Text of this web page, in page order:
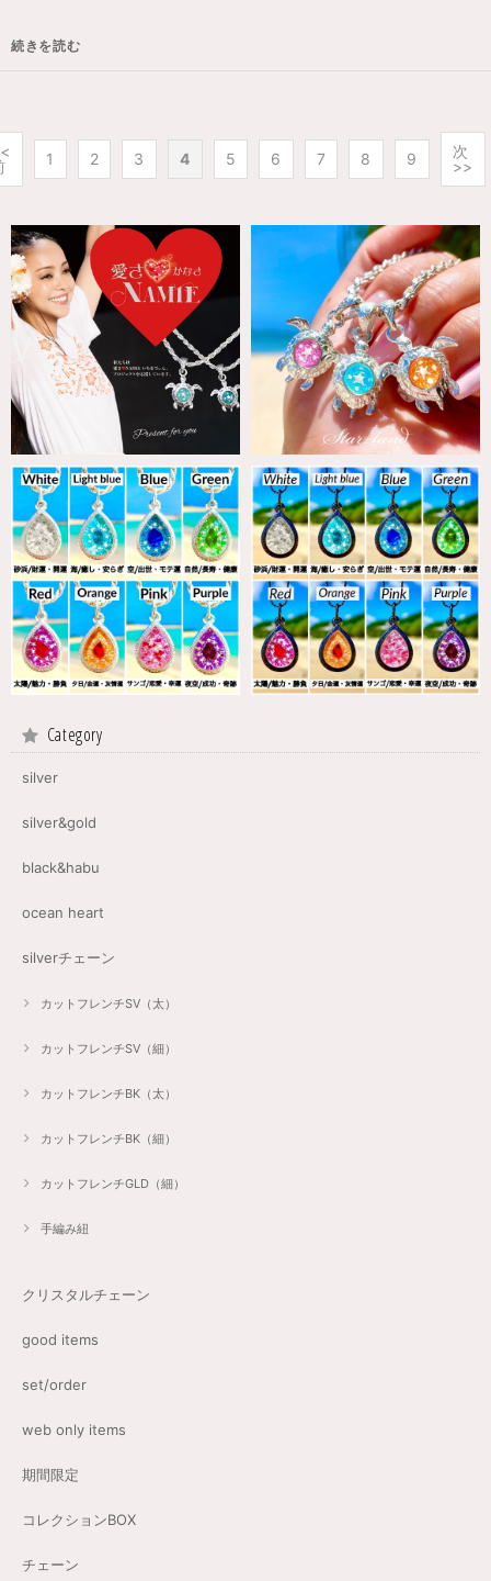
続きを読む
1 2 3 4 5 6 7 8 9
次
>>
Category
silver
silver&gold
black&habu
ocean heart
silverチェーン
カットフレンチSV（太）
カットフレンチSV（細）
カットフレンチBK（太）
カットフレンチBK（細）
カットフレンチGLD（細）
手編み紐
クリスタルチェーン
good items
set/order
web only items
期間限定
コレクションBOX
チェーン